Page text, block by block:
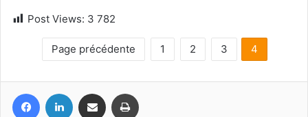
Post Views: 3 782
Page précédente 1 2 3 4
FacebookLinkedin Partager par email